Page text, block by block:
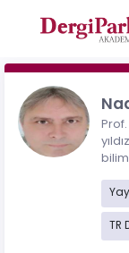
Prof.
TR